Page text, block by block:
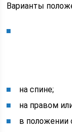
Варианты
на спине;
на правом
в положении